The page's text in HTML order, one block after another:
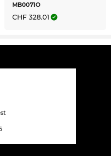
MB0071O
CHF 328.01